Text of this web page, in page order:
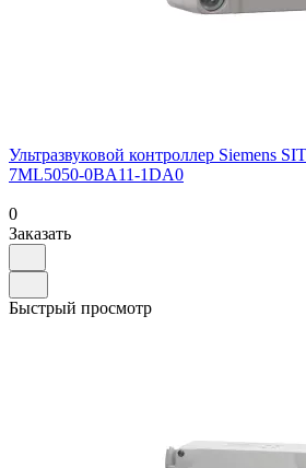
Ультразвуковой контроллер Siemens
7ML5050-0BA11-1DA0
0
Заказать
Быстрый просмотр